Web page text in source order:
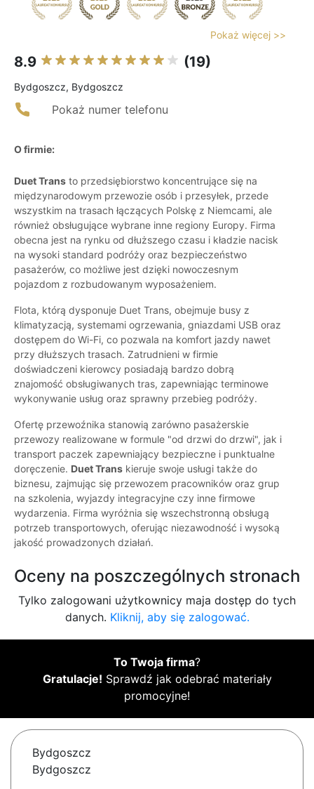
Pokaż więcej >>
8.9 (19)
Bydgoszcz, Bydgoszcz
Pokaż numer telefonu
O firmie:
Duet Trans to przedsiębiorstwo koncentrujące się na
międzynarodowym przewozie osób i przesyłek, przede
wszystkim na trasach łączących Polskę z Niemcami, ale
również obsługujące wybrane inne regiony Europy. Firma
obecna jest na rynku od dłuższego czasu i kładzie nacisk
na wysoki standard podróży oraz bezpieczeństwo
pasażerów, co możliwe jest dzięki nowoczesnym
pojazdom z rozbudowanym wyposażeniem.
Flota, którą dysponuje Duet Trans, obejmuje busy z
klimatyzacją, systemami ogrzewania, gniazdami USB oraz
dostępem do Wi-Fi, co pozwala na komfort jazdy nawet
przy dłuższych trasach. Zatrudnieni w firmie
doświadczeni kierowcy posiadają bardzo dobrą
znajomość obsługiwanych tras, zapewniając terminowe
wykonywanie usług oraz sprawny przebieg podróży.
Ofertę przewoźnika stanowią zarówno pasażerskie
przewozy realizowane w formule "od drzwi do drzwi", jak i
transport paczek zapewniający bezpieczne i punktualne
doręczenie. Duet Trans kieruje swoje usługi także do
biznesu, zajmując się przewozem pracowników oraz grup
na szkolenia, wyjazdy integracyjne czy inne firmowe
wydarzenia. Firma wyróżnia się wszechstronną obsługą
potrzeb transportowych, oferując niezawodność i wysoką
jakość prowadzonych działań.
Oceny na poszczególnych stronach
Tylko zalogowani użytkownicy maja dostęp do tych
danych. Kliknij, aby się zalogować.
To Twoja firma?
Gratulacje! Sprawdź jak odebrać materiały
promocyjne!
Bydgoszcz
Bydgoszcz